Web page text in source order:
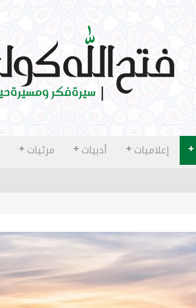
إعلاميات أدبيات مرئيات